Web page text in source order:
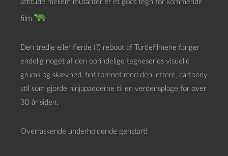
attitude mellem mutanter er et godt tegn for kommende
film
Den tredje eller fjerde (?) reboot af Turtlefilmene fanger
endelig noget af den oprindelige tegneseries visuelle
grums og skævhed, fint forenet med den lettere, cartoony
stil som gjorde ninjapadderne til en verdensplage for over
30 år siden.
Overraskende underholdende genstart!